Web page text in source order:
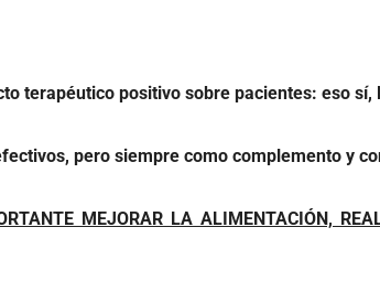
terapéutico positivo sobre pacientes: eso
pero siempre como complemento y
MEJORAR LA ALIMENTACIÓN,